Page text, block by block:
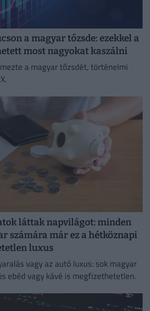
a magyar tőzsde: ezekkel a
most nagyokat kaszálni
a magyar tőzsdét, történelmi
láttak napvilágot: minden
számára már ez a hétköznapi
luxus
vagy az autó luxus: sok magyar
ebéd vagy kávé is megfizethetetlen.